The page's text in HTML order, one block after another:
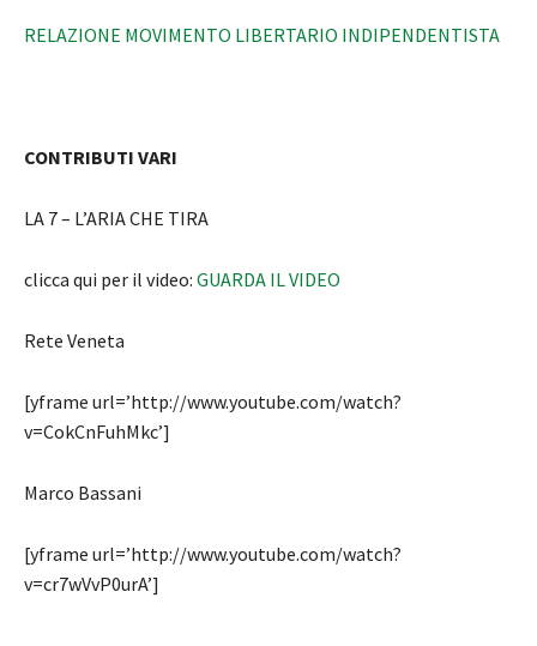
RELAZIONE MOVIMENTO LIBERTARIO INDIPENDENTISTA
CONTRIBUTI VARI
LA 7 – L’ARIA CHE TIRA
clicca qui per il video: GUARDA IL VIDEO
Rete Veneta
[yframe url=’http://www.youtube.com/watch?
v=CokCnFuhMkc’]
Marco Bassani
[yframe url=’http://www.youtube.com/watch?
v=cr7wVvP0urA’]